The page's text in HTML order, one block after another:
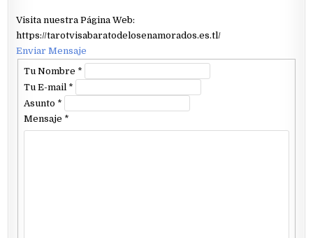
Visita nuestra Página Web:
https://tarotvisabaratodelosenamorados.es.tl/
Enviar Mensaje
Tu Nombre *
Tu E-mail *
Asunto *
Mensaje *